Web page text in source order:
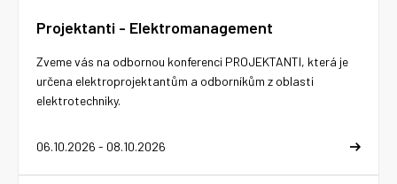
Projektanti - Elektromanagement
06.10.2026 - 08.10.2026
Zveme vás na odbornou konferenci PROJEKTANTI, která je
určena elektroprojektantům a odborníkům z oblasti
elektrotechniky.